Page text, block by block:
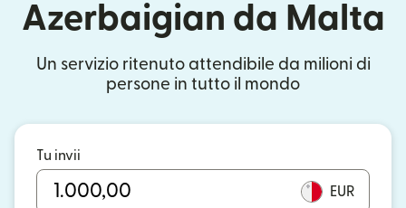
Azerbaigian da Malta
Un servizio ritenuto attendibile da milioni di
persone in tutto il mondo
Tu invii
EUR